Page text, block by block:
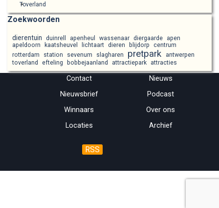
Toverland
Blok overslaan Zoekwoorden
Zoekwoorden
dierentuin duinrell apenheul wassenaar diergaarde
apen
apeldoorn
kaatsheuvel lichtaart dieren blijdorp
centrum
rotterdam
station sevenum slagharen pretpark
antwerpen
toverland
efteling bobbejaanland attractiepark attracties
Menu overslaan
Contact
Nieuws
Nieuwsbrief
Podcast
Winnaars
Over ons
Locaties
Archief
RSS